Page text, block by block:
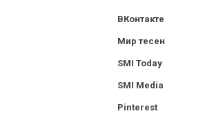
ВКонтакте
Мир тесен
SMI Today
SMI Media
Pinterest